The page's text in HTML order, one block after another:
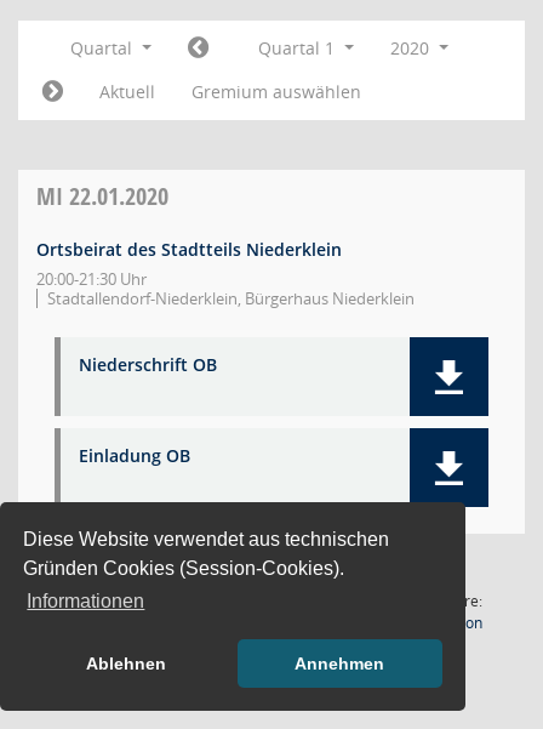
Diese Website verwendet aus technischen
Gründen Cookies (Session-Cookies).
Informationen
Ablehnen Annehmen
Quartal Quartal 1
2020
Aktuell
Gremium auswählen
MI 22.01.2020
Ortsbeirat des Stadtteils Niederklein
20:00-21:30 Uhr
Stadtallendorf-Niederklein, Bürgerhaus Niederklein
Niederschrift OB
Einladung OB
1 Satz
Software:
Session(Wird in